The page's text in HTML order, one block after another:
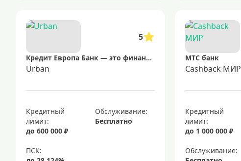
5
Кредит Европа Банк — это финансовая организация, предлагающая широкий спектр услуг, включая потребительские кредиты, ипотеку и кредитные карты. Банк известен своей доступностью и удобством обслуживания клиентов.
Urban
Кредитный
лимит:
до 600 000 ₽
Обслуживание:
Бесплатно
МТС банк
Cashback МИР
Кредитный
лимит:
до 1 000 000 ₽
Обслуживание: